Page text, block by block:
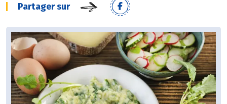
Partager sur